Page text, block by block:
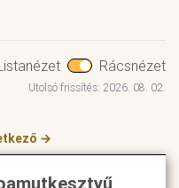
Rácsnézet
Utolsó frissítés: 2026. 08. 02.
→